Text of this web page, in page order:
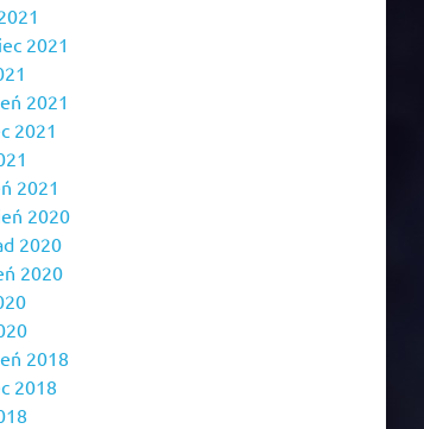
2021
2021
2021
2021
2020
2020
2020
2018
2018